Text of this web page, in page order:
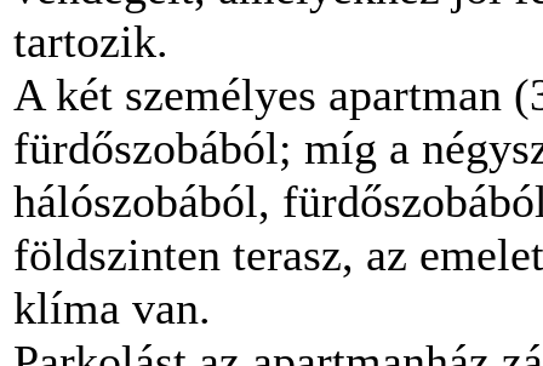
tartozik.
A két személyes apartman
fürdőszobából; míg a
hálószobából,
földszinten terasz, az
klíma van.